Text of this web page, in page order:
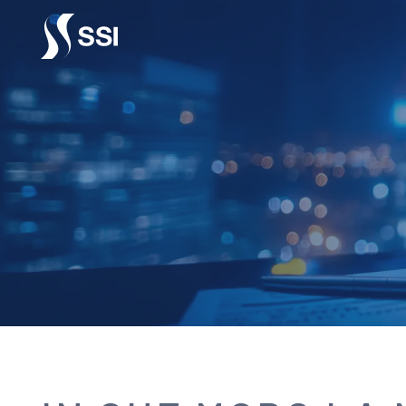
Vai al contenuto principale